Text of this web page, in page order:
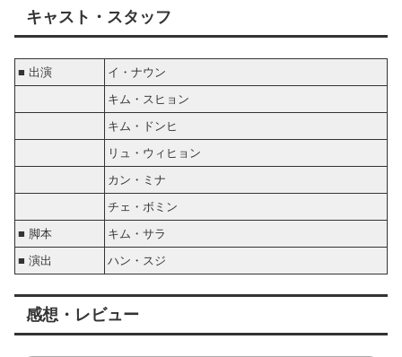
キャスト・スタッフ
■ 出演
イ・ナウン
キム・スヒョン
キム・ドンヒ
リュ・ウィヒョン
カン・ミナ
チェ・ボミン
■ 脚本
キム・サラ
■ 演出
ハン・スジ
感想・レビュー